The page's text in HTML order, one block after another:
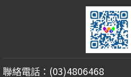
聯絡電話：(03)4806468